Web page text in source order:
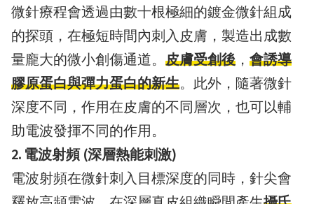
微針療程會透過由數十根極細的鍍金微針組成
的探頭，在極短時間內刺入皮膚，製造出成數
量龐大的微小創傷通道。 皮膚受創後 ， 會誘導
膠原蛋白與彈力蛋白的新生。此外，隨著微針
深度不同，作用在皮膚的不同層次，也可以輔
助電波發揮不同的作用。
2. 電波射頻 (深層熱能刺激)
電波射頻在微針刺入目標深度的同時，針尖會